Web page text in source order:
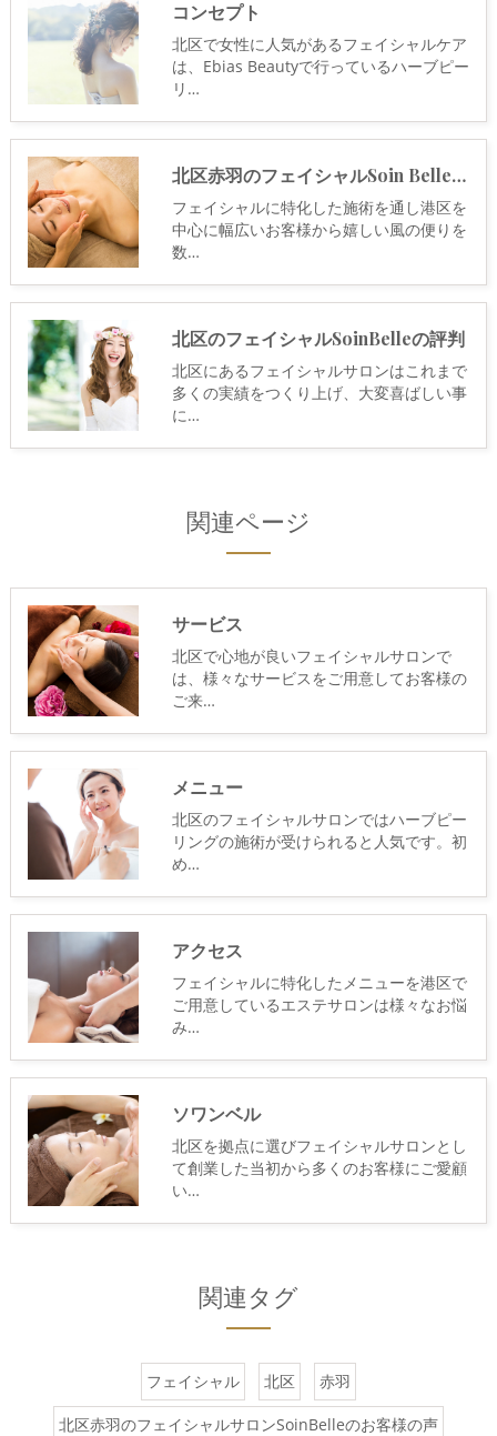
コンセプト
北区で女性に人気があるフェイシャルケア
は、Ebias Beautyで行っているハーブピー
リ…
北区赤羽のフェイシャルSoin Belle の口コミ情報
フェイシャルに特化した施術を通し港区を
中心に幅広いお客様から嬉しい風の便りを
数…
北区のフェイシャルSoinBelleの評判
北区にあるフェイシャルサロンはこれまで
多くの実績をつくり上げ、大変喜ばしい事
に…
関連ページ
サービス
北区で心地が良いフェイシャルサロンで
は、様々なサービスをご用意してお客様の
ご来…
メニュー
北区のフェイシャルサロンではハーブピー
リングの施術が受けられると人気です。初
め…
アクセス
フェイシャルに特化したメニューを港区で
ご用意しているエステサロンは様々なお悩
み…
ソワンベル
北区を拠点に選びフェイシャルサロンとし
て創業した当初から多くのお客様にご愛顧
い…
関連タグ
フェイシャル 北区 赤羽
北区赤羽のフェイシャルサロンSoinBelleのお客様の声